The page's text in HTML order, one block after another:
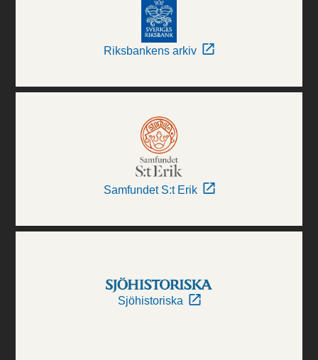
Riksbankens arkiv
Samfundet S:t Erik
Sjöhistoriska